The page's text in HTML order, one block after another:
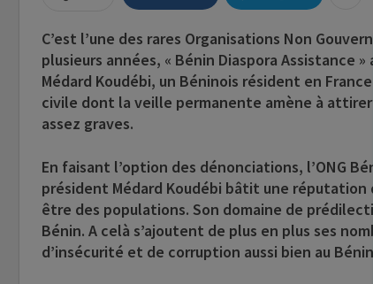
C’est l’une des rares Organisations Non
plusieurs années, « Bénin Diaspora Assistance
Médard Koudébi, un Béninois résident en
civile dont la veille permanente amène à
assez graves.
En faisant l’option des dénonciations, l’ONG
président Médard Koudébi bâtit une
être des populations. Son domaine de
Bénin. A celà s’ajoutent de plus en plus ses
d’insécurité et de corruption aussi bien au Bénin